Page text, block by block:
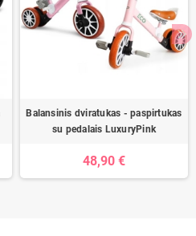
Balansinis dviratukas - paspirtukas
su pedalais LuxuryPink
48,90 €